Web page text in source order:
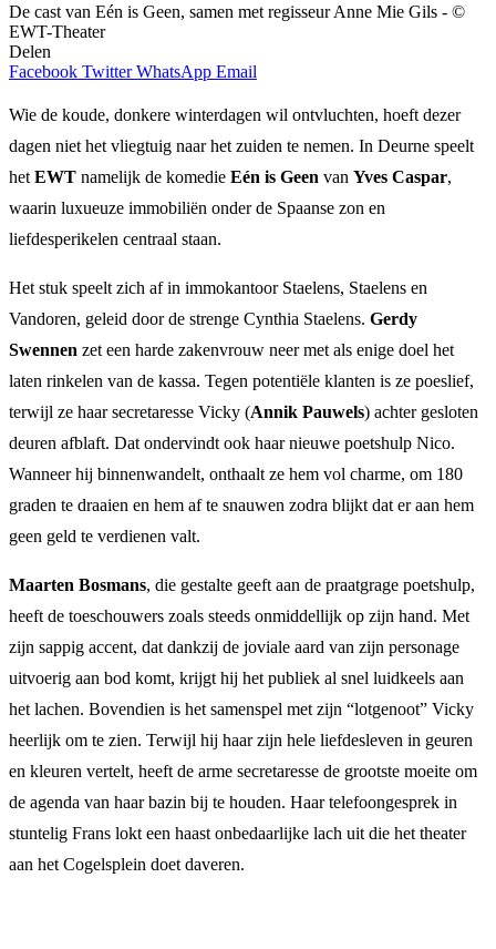
De cast van Eén is Geen, samen met regisseur Anne Mie Gils - ©
EWT-Theater
Delen
Facebook Twitter WhatsApp Email
Wie de koude, donkere winterdagen wil ontvluchten, hoeft dezer
dagen niet het vliegtuig naar het zuiden te nemen. In Deurne speelt
het EWT namelijk de komedie Eén is Geen van Yves Caspar,
waarin luxueuze immobiliën onder de Spaanse zon en
liefdesperikelen centraal staan.
Het stuk speelt zich af in immokantoor Staelens, Staelens en
Vandoren, geleid door de strenge Cynthia Staelens. Gerdy
Swennen zet een harde zakenvrouw neer met als enige doel het
laten rinkelen van de kassa. Tegen potentiële klanten is ze poeslief,
terwijl ze haar secretaresse Vicky (Annik Pauwels) achter gesloten
deuren afblaft. Dat ondervindt ook haar nieuwe poetshulp Nico.
Wanneer hij binnenwandelt, onthaalt ze hem vol charme, om 180
graden te draaien en hem af te snauwen zodra blijkt dat er aan hem
geen geld te verdienen valt.
Maarten Bosmans, die gestalte geeft aan de praatgrage poetshulp,
heeft de toeschouwers zoals steeds onmiddellijk op zijn hand. Met
zijn sappig accent, dat dankzij de joviale aard van zijn personage
uitvoerig aan bod komt, krijgt hij het publiek al snel luidkeels aan
het lachen. Bovendien is het samenspel met zijn “lotgenoot” Vicky
heerlijk om te zien. Terwijl hij haar zijn hele liefdesleven in geuren
en kleuren vertelt, heeft de arme secretaresse de grootste moeite om
de agenda van haar bazin bij te houden. Haar telefoongesprek in
stuntelig Frans lokt een haast onbedaarlijke lach uit die het theater
aan het Cogelsplein doet daveren.